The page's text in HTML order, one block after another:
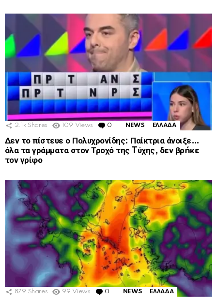
2.1k Shares 109 Views 0 Comments
NEWS ΕΛΛΑΔΑ
Δεν το πίστευε ο Πολυχρονίδης: Παίκτρια άνοιξε…
όλα τα γράμματα στον Τροχό της Tύχης, δεν βρńκε
τον γρίφο
879 Shares 99 Views 0 Comments
NEWS ΕΛΛΑΔΑ